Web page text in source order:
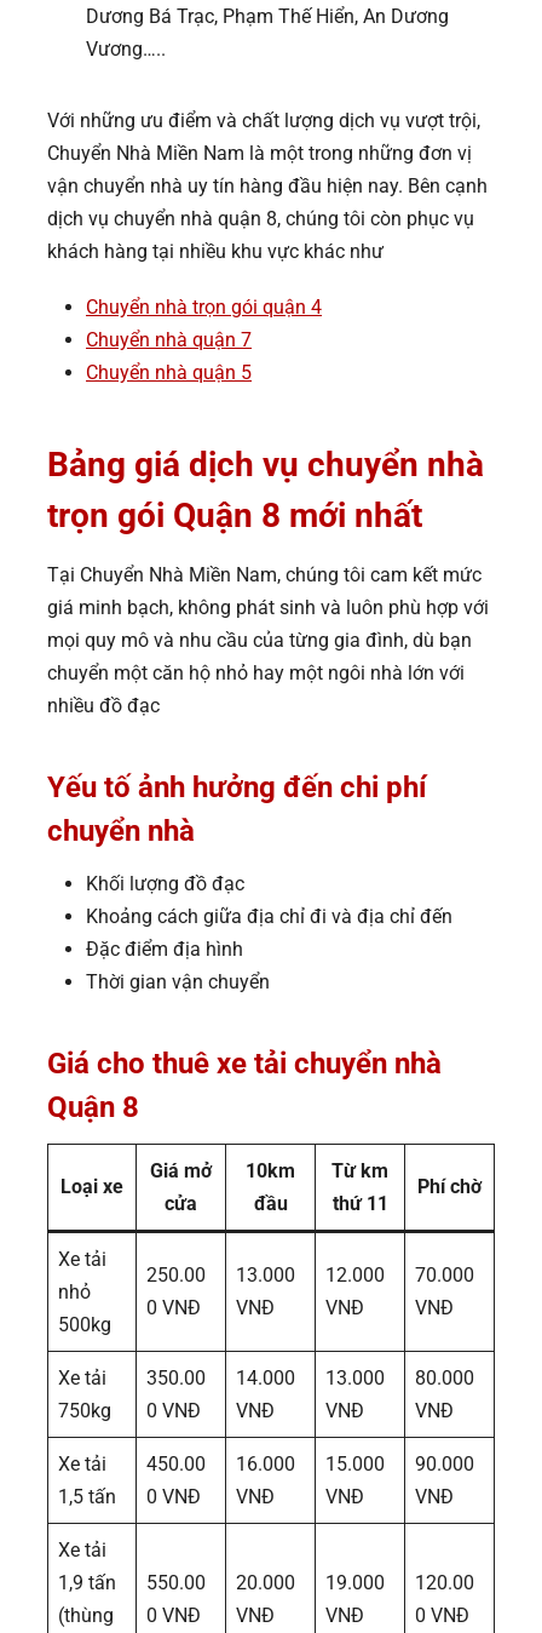
Dương Bá Trạc, Phạm Thế Hiển, An Dương
Vương…..
Với những ưu điểm và chất lượng dịch vụ vượt trội,
Chuyển Nhà Miền Nam là một trong những đơn vị
vận chuyển nhà uy tín hàng đầu hiện nay. Bên cạnh
dịch vụ chuyển nhà quận 8, chúng tôi còn phục vụ
khách hàng tại nhiều khu vực khác như
Chuyển nhà trọn gói quận 4
Chuyển nhà quận 7
Chuyển nhà quận 5
Bảng giá dịch vụ chuyển nhà
trọn gói Quận 8 mới nhất
Tại Chuyển Nhà Miền Nam, chúng tôi cam kết mức
giá minh bạch, không phát sinh và luôn phù hợp với
mọi quy mô và nhu cầu của từng gia đình, dù bạn
chuyển một căn hộ nhỏ hay một ngôi nhà lớn với
nhiều đồ đạc
Yếu tố ảnh hưởng đến chi phí
chuyển nhà
Khối lượng đồ đạc
Khoảng cách giữa địa chỉ đi và địa chỉ đến
Đặc điểm địa hình
Thời gian vận chuyển
Giá cho thuê xe tải chuyển nhà
Quận 8
Loại xe
Giá mở
cửa
10km
đầu
Từ km
thứ 11
Phí chờ
Xe tải
nhỏ
500kg
250.00
0 VNĐ
13.000
VNĐ
12.000
VNĐ
70.000
VNĐ
Xe tải
750kg
350.00
0 VNĐ
14.000
VNĐ
13.000
VNĐ
80.000
VNĐ
Xe tải
1,5 tấn
450.00
0 VNĐ
16.000
VNĐ
15.000
VNĐ
90.000
VNĐ
Xe tải
1,9 tấn
(thùng
550.00
0 VNĐ
20.000
VNĐ
19.000
VNĐ
120.00
0 VNĐ